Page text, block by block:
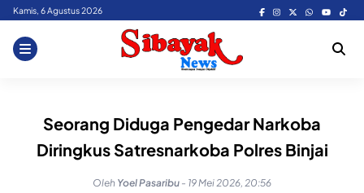
Skip
content
Kamis, 6 Agustus 2026
Seorang Diduga Pengedar Narkoba
Diringkus Satresnarkoba Polres Binjai
Oleh Yoel Pasaribu - 19 Mei 2026, 20:56